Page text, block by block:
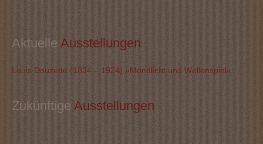
Aktuelle Ausstellungen
Louis Douzette (1834 – 1924) »Mondlicht und Wellenspiel«
Zukünftige Ausstellungen